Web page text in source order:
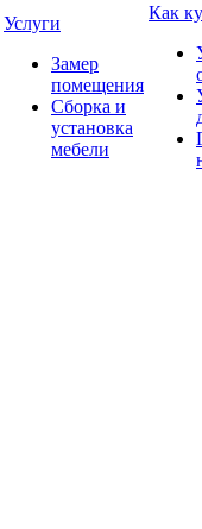
Услуги
Замер
помещения
Сборка и
установка
мебели
Как